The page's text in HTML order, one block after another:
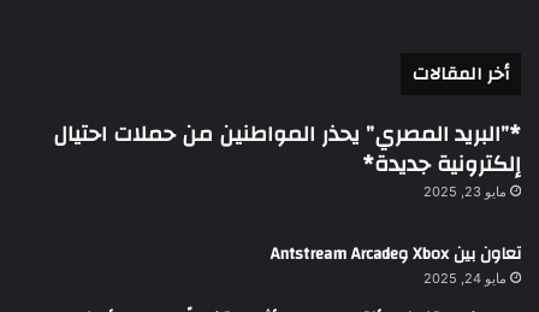
أخر المقالات
*”البريد المصري” يحذر المواطنين من حملات احتيال
إلكترونية جديدة*
مايو 23, 2025
تعاون بين Xbox وAntstream Arcade
مايو 24, 2025